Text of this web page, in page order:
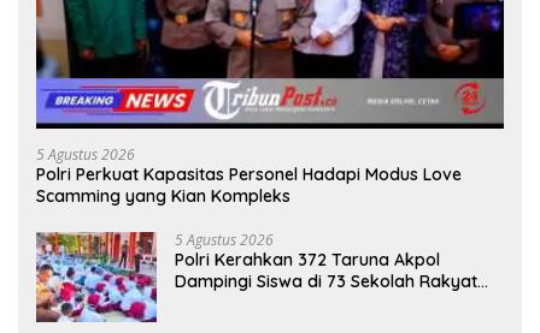
5 Agustus 2026
Polri Perkuat Kapasitas Personel Hadapi Modus Love
Scamming yang Kian Kompleks
5 Agustus 2026
Polri Kerahkan 372 Taruna Akpol
Dampingi Siswa di 73 Sekolah Rakyat